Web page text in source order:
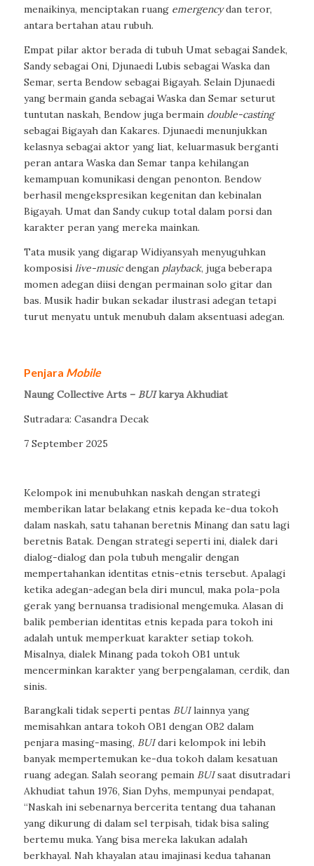
menaikinya, menciptakan ruang emergencydan teror,
antara bertahan atau rubuh.
Empat pilar aktor berada di tubuh Umat sebagai Sandek,
Sandy sebagai Oni, Djunaedi Lubis sebagai Waska dan
Semar, serta Bendow sebagai Bigayah. Selain Djunaedi
yang bermain ganda sebagai Waska dan Semar seturut
tuntutan naskah, Bendow juga bermain double-casting
sebagai Bigayah dan Kakares. Djunaedi menunjukkan
kelasnya sebagai aktor yang liat, keluarmasuk berganti
peran antara Waska dan Semar tanpa kehilangan
kemampuan komunikasi dengan penonton. Bendow
berhasil mengekspresikan kegenitan dan kebinalan
Bigayah. Umat dan Sandy cukup total dalam porsi dan
karakter peran yang mereka mainkan.
Tata musik yang digarap Widiyansyah menyuguhkan
komposisi live-musicdengan playback, juga beberapa
momen adegan diisi dengan permainan solo gitar dan
bas. Musik hadir bukan sekadar ilustrasi adegan tetapi
turut menyatu untuk menubuh dalam aksentuasi adegan.
Penjara Mobile
Naung Collective Arts – BUIkarya Akhudiat
Sutradara: Casandra Decak
7 September 2025
Kelompok ini menubuhkan naskah dengan strategi
memberikan latar belakang etnis kepada ke-dua tokoh
dalam naskah, satu tahanan beretnis Minang dan satu lagi
beretnis Batak. Dengan strategi seperti ini, dialek dari
dialog-dialog dan pola tubuh mengalir dengan
mempertahankan identitas etnis-etnis tersebut. Apalagi
ketika adegan-adegan bela diri muncul, maka pola-pola
gerak yang bernuansa tradisional mengemuka. Alasan di
balik pemberian identitas etnis kepada para tokoh ini
adalah untuk memperkuat karakter setiap tokoh.
Misalnya, dialek Minang pada tokoh OB1 untuk
mencerminkan karakter yang berpengalaman, cerdik, dan
sinis.
Barangkali tidak seperti pentas BUIlainnya yang
memisahkan antara tokoh OB1 dengan OB2 dalam
penjara masing-masing, BUIdari kelompok ini lebih
banyak mempertemukan ke-dua tokoh dalam kesatuan
ruang adegan. Salah seorang pemain BUIsaat disutradari
Akhudiat tahun 1976, Sian Dyhs, mempunyai pendapat,
“Naskah ini sebenarnya bercerita tentang dua tahanan
yang dikurung di dalam sel terpisah, tidak bisa saling
bertemu muka. Yang bisa mereka lakukan adalah
berkhayal. Nah khayalan atau imajinasi kedua tahanan